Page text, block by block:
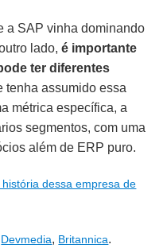
a SAP vinha dominando
lado, é importante
ter diferentes
tenha assumido essa
métrica específica, a
segmentos, com uma
além de ERP puro.
dessa empresa de
Devmedia, Britannica.